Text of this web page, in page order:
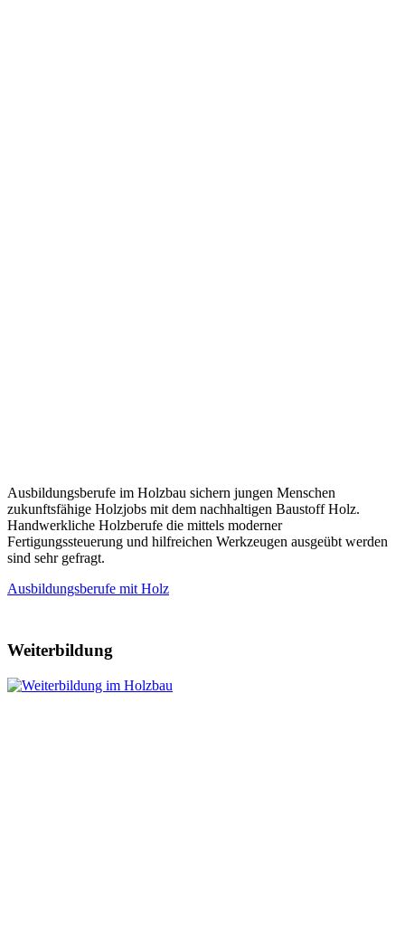
Ausbildungsberufe im Holzbau sichern jungen Menschen
zukunftsfähige Holzjobs mit dem nachhaltigen Baustoff Holz.
Handwerkliche Holzberufe die mittels moderner
Fertigungssteuerung und hilfreichen Werkzeugen ausgeübt werden
sind sehr gefragt.
Ausbildungsberufe mit Holz
Weiterbildung